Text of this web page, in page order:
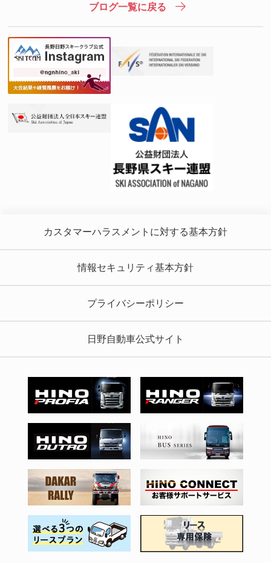
ブログ一覧に戻る
カスタマーハラスメントに対する基本方針
情報セキュリティ基本方針
プライバシーポリシー
日野自動車公式サイト